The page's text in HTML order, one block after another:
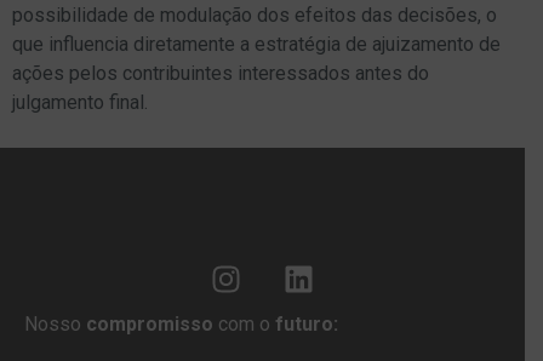
possibilidade de modulação dos efeitos das decisões, o
que influencia diretamente a estratégia de ajuizamento de
ações pelos contribuintes interessados antes do
julgamento final.
Nosso compromisso com o futuro: